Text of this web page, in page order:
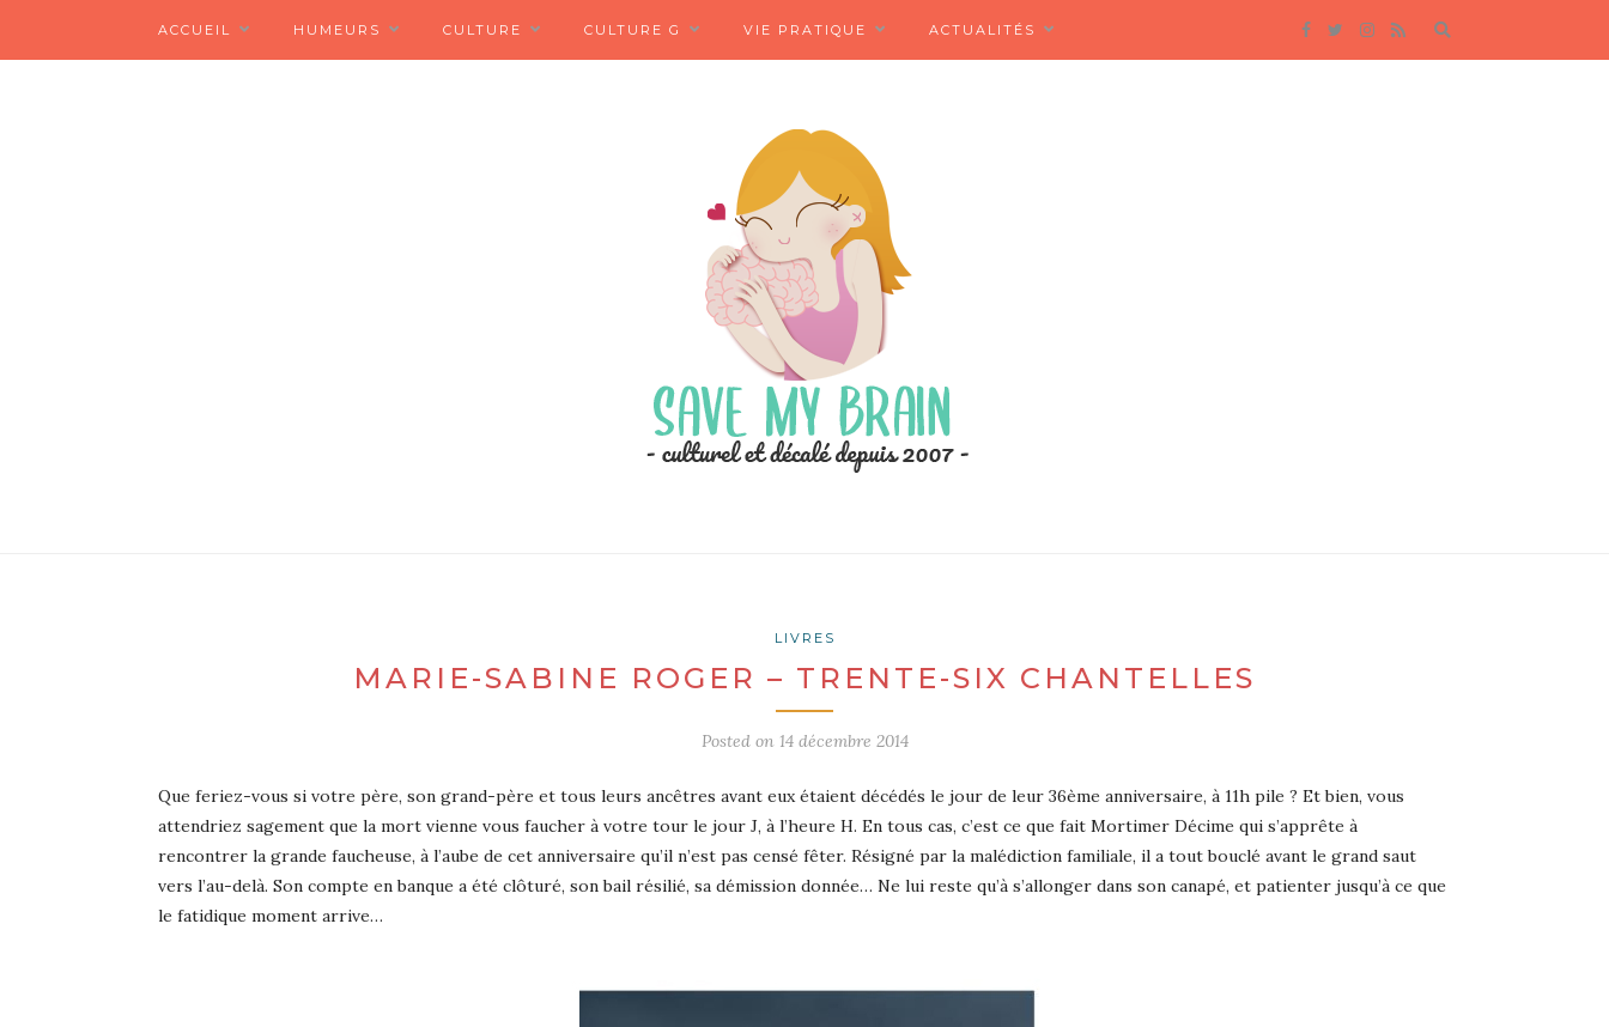
ACCUEIL HUMEURS CULTURE CULTURE G VIE PRATIQUE ACTUALITÉS
LIVRES
MARIE-SABINE ROGER – TRENTE-SIX CHANTELLES
Posted on 14 décembre 2014
Que feriez-vous si votre père, son grand-père et tous leurs ancêtres avant eux étaient décédés le jour de leur 36ème anniversaire, à 11h pile ? Et bien, vous
attendriez sagement que la mort vienne vous faucher à votre tour le jour J, à l’heure H. En tous cas, c’est ce que fait Mortimer Décime qui s’apprête à
rencontrer la grande faucheuse, à l’aube de cet anniversaire qu’il n’est pas censé fêter. Résigné par la malédiction familiale, il a tout bouclé avant le grand saut
vers l’au-delà. Son compte en banque a été clôturé, son bail résilié, sa démission donnée… Ne lui reste qu’à s’allonger dans son canapé, et patienter jusqu’à ce que
le fatidique moment arrive…